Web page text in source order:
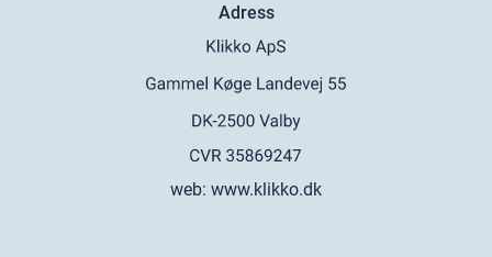
Adress
web: www.klikko.dk